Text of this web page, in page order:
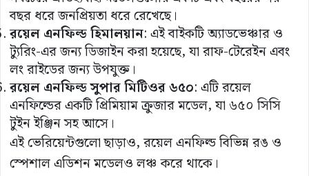
বছর ধরে জনপ্রিয়তা ধরে রেখেছে।
রয়েলএনফিল্ডহিমালয়ান: এই বাইকটি অ্যাডভেঞ্চার ও
ট্যুরিং-এর জন্য ডিজাইন করা হয়েছে, যা রাফ-টেরেইন এবং
লং রাইডের জন্য উপযুক্ত।
রয়েলএনফিল্ডসুপারমিটিওর৬৫০: এটি রয়েল
এনফিল্ডের একটি প্রিমিয়াম ক্রুজার মডেল, যা ৬৫০ সিসি
টুইন ইঞ্জিন সহ আসে।
এই ভেরিয়েন্টগুলো ছাড়াও, রয়েল এনফিল্ড বিভিন্ন রঙ ও
স্পেশাল এডিশন মডেলও লঞ্চ করে থাকে।